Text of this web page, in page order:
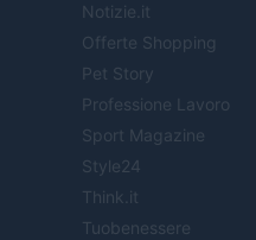
Notizie.it
Offerte Shopping
Pet Story
Professione Lavoro
Sport Magazine
Style24
Think.it
Tuobenessere